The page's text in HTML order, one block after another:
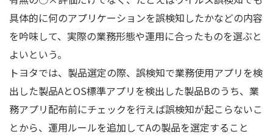
具体的に何のアプリケーションを誤検知したかなどの内容
を吟味して、実際の業務形態や運用に合ったものを選ぶと
よいという。
トヨタでは、製品選定の際、誤検知で業務使用アプリを検
出した製品AとOS標準アプリを検出した製品Bのうち、業
務アプリ配布前にチェックを行えば誤検知が起こらないこ
とから、運用ルールを追加してAの製品を選定すること